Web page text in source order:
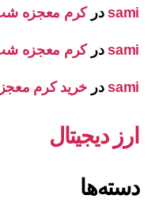
samiدرکرم معجزه
samiدرکرم معجزه
samiدر خرید کرم
ارز دیجیتال
دسته‌ها